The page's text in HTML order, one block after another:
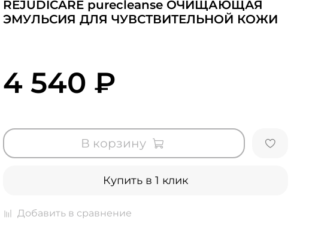
REJUDICARE purecleanse ОЧИЩАЮЩАЯ
ЭМУЛЬСИЯ ДЛЯ ЧУВСТВИТЕЛЬНОЙ КОЖИ
4 540 ₽
В корзину
Купить в 1 клик
Добавить в сравнение